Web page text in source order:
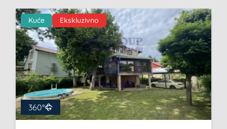
Kuće Ekskluzivno
360°